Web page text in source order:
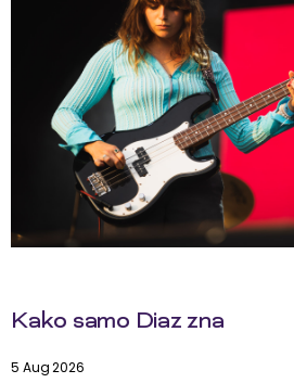
Kako samo Diaz zna
5 Aug 2026